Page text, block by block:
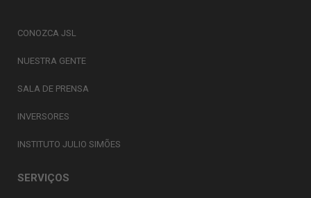
CONOZCA JSL
NUESTRA GENTE
SALA DE PRENSA
INVERSORES
INSTITUTO JULIO SIMÕES
SERVIÇOS